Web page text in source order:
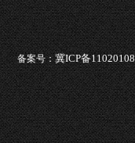
备案号：冀ICP备